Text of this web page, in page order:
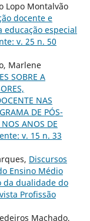
Lopo Montalvão
docente e
especial
v. 25 n. 50
Marlene
SOBRE A
NAS
DE PÓS-
ANOS DE
v. 15 n. 33
Discursos
Ensino Médio
da dualidade do
Profissão
Machado,